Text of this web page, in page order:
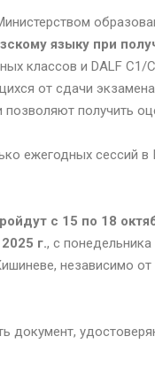
языку при
классов и DALF C1/
от сдачи
получить
ежегодных сессий в
с 15 по 18
г., с понедельника
независимо от
документ,